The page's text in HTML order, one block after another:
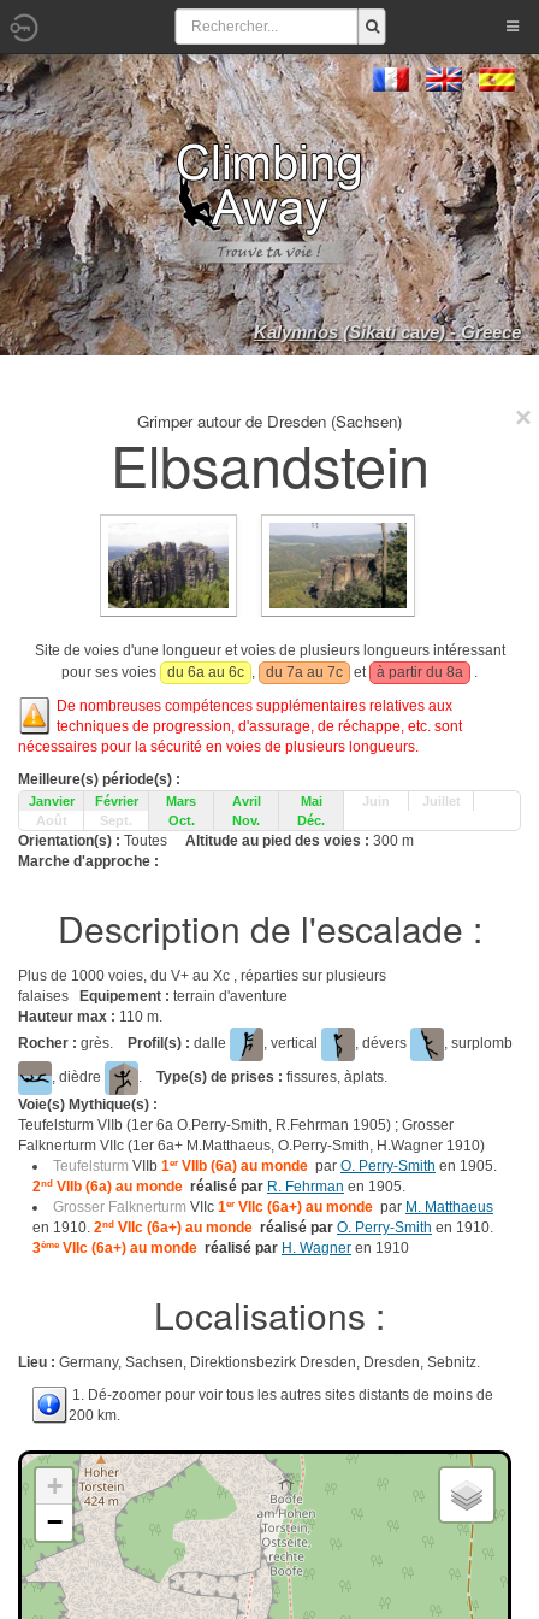
Kalymnos (Sikati cave) - Greece
Grimper autour de Dresden (Sachsen)
Elbsandstein
Site de voies d'une longueur et voies de plusieurs longueurs intéressant
pour ses voies
du 6a au 6c , du 7a au 7c et à partir du 8a
.
De nombreuses compétences supplémentaires relatives aux
techniques de progression, d'assurage, de réchappe, etc. sont
nécessaires pour la sécurité en voies de plusieurs longueurs.
Meilleure(s) période(s) :
Janvier Février Mars Avril Mai Juin
Juillet
Août
Sept. Oct. Nov. Déc.
Orientation(s) : Toutes Altitude au pied des voies : 300 m
Marche d'approche :
Description de l'escalade :
Plus de 1000 voies, du V+ au Xc , réparties sur plusieurs
falaises
Equipement : terrain d'aventure
Hauteur max : 110 m.
Rocher : grès. Profil(s) : dalle , vertical , dévers
, surplomb
, dièdre
. Type(s) de prises : fissures, àplats.
Voie(s) Mythique(s) :
Teufelsturm VIIb (1er 6a O.Perry-Smith, R.Fehrman 1905) ; Grosser
Falknerturm VIIc (1er 6a+ M.Matthaeus, O.Perry-Smith, H.Wagner 1910)
Teufelsturm VIIb 1er VIIb (6a) au monde par O. Perry-Smith en 1905.
2nd VIIb (6a) au monde réalisé par R. Fehrman en 1905.
Grosser Falknerturm VIIc 1er VIIc (6a+) au monde par M. Matthaeus
en 1910. 2nd VIIc (6a+) au monde réalisé par O. Perry-Smith en 1910.
3èmeVIIc (6a+) au monde réalisé par H. Wagner en 1910
Localisations :
Lieu : Germany, Sachsen, Direktionsbezirk Dresden, Dresden, Sebnitz.
1. Dé-zoomer pour voir tous les autres sites distants de moins de
200 km.
+
−